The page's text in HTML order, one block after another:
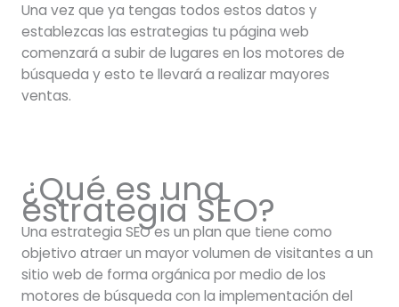
Una vez que ya tengas todos estos datos y
establezcas las estrategias tu página web
comenzará a subir de lugares en los motores de
búsqueda y esto te llevará a realizar mayores
ventas.
¿Qué es una
estrategia SEO?
Una estrategia SEO es un plan que tiene como
objetivo atraer un mayor volumen de visitantes a un
sitio web de forma orgánica por medio de los
motores de búsqueda con la implementación del